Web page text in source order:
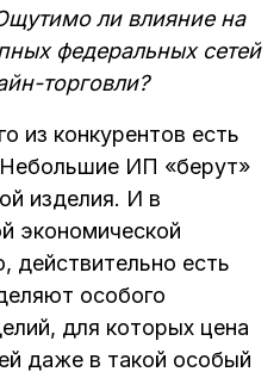
ли влияние на
федеральных сетей
торговли?
из конкурентов есть
ИП «берут»
изделия. И в
экономической
действительно есть
особого
для которых цена
даже в такой особый